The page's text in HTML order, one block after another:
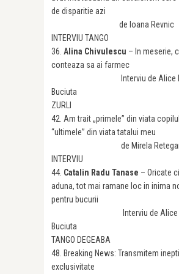
de disparitie azi
de Ioana Revnic
INTERVIU TANGO
36. Alina Chivulescu – In meserie,
conteaza sa ai farmec
Interviu de Alice
Buciuta
ZURLI
42. Am trait „primele” din viata
“ultimele” din viata tatalui meu
de Mirela
INTERVIU
44. Catalin Radu Tanase – Oricate
aduna, tot mai ramane loc in inima
pentru bucurii
Interviu de Alice
Buciuta
TANGO DEGEABA
48. Breaking News: Transmitem
exclusivitate